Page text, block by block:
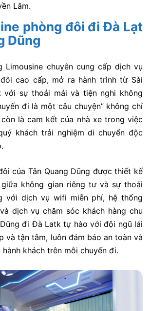
Lâm.
phòng đôi đi Đà Lạt
Dũng
Limousine chuyên cung cấp dịch vụ
cao cấp, mở ra hành trình từ Sài
với sự thoải mái và tiện nghi không
đi là một câu chuyện” không chỉ
là cam kết của nhà xe trong việc
khách trải nghiệm di chuyển độc
của Tân Quang Dũng được thiết kế
không gian riêng tư và sự thoải
với dịch vụ wifi miễn phí, hệ thống
dịch vụ chăm sóc khách hàng chu
đi Đà Latk tự hào với đội ngũ lái
và tận tâm, luôn đảm bảo an toàn và
khách trên mỗi chuyến đi.